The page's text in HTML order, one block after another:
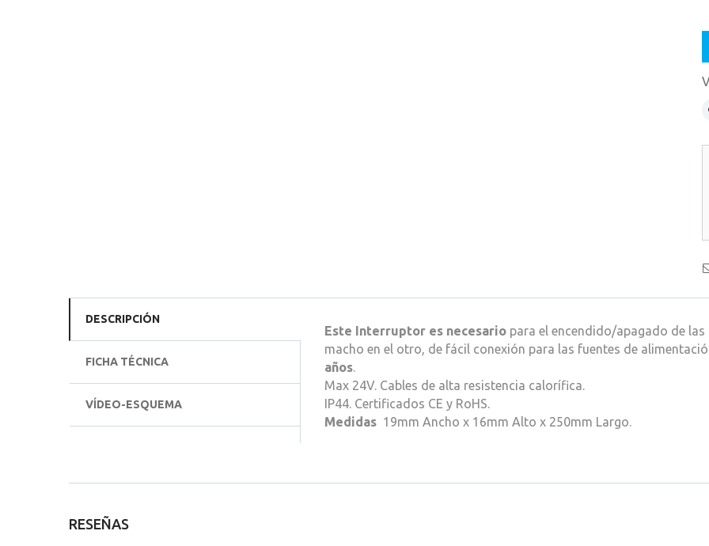
DESCRIPCIÓN
FICHA TÉCNICA
VÍDEO-ESQUEMA
Este Interruptor es necesariopara el encendido/apagado de las
macho en el otro, de fácil conexión para las fuentes de
años.
Max 24V. Cables de alta resistencia calorífica.
IP44. Certificados CE y RoHS.
Medidas 19mm Ancho x 16mm Alto x 250mm Largo.
RESEÑAS